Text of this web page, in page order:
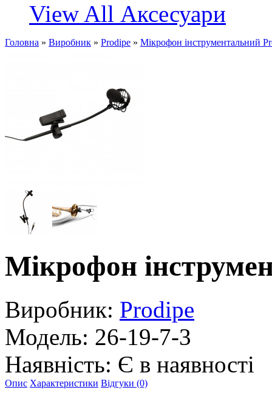
View All Аксесуари
Головна » Виробник » Prodipe » Мікрофон інструментальний
Мікрофон
Виробник: Prodipe
Модель: 26-19-7-3
Наявність: Є в наявності
Опис Характеристики Відгуки (0)